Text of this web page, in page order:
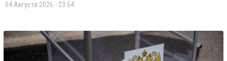
04 Августа 2026 - 23:54